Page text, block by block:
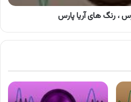
، رنگ های آریا پارس